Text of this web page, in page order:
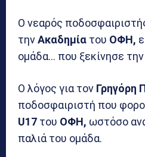
Ο νεαρός
τηνΑκαδημία του ΟΦΗ,
ομάδα… που ξεκίνησε
Ο λόγος για τον Γρηγόρη
ποδοσφαιριστή που
U17 του ΟΦΗ, ωστόσο
παλιά του ομάδα.